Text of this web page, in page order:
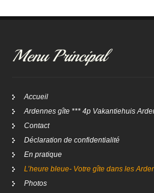
Menu Principal
Accueil
Ardennes gîte *** 4p Vakantiehuis
Contact
Déclaration de confidentialité
En pratique
L’heure bleue- Votre gîte dans les
Photos